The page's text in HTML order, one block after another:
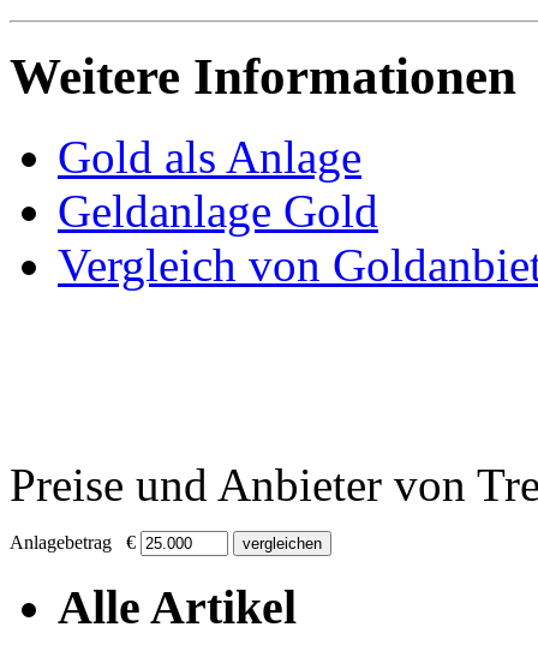
Weitere Informationen
Gold als Anlage
Geldanlage Gold
Vergleich von
Preise und Anbieter von
Anlagebetrag €
Alle Artikel